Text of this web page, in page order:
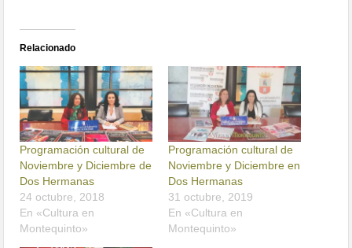
Relacionado
Programación cultural de
Noviembre y Diciembre de
Dos Hermanas
24 octubre, 2018
En «Cultura en
Montequinto»
Programación cultural de
Noviembre y Diciembre en
Dos Hermanas
31 octubre, 2019
En «Cultura en
Montequinto»